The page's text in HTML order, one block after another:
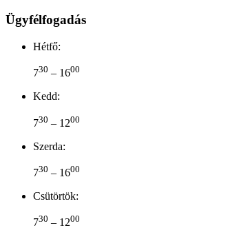
Ügyfélfogadás
Hétfő:
730 – 1600
Kedd:
730 – 1200
Szerda:
730 – 1600
Csütörtök:
730 – 1200